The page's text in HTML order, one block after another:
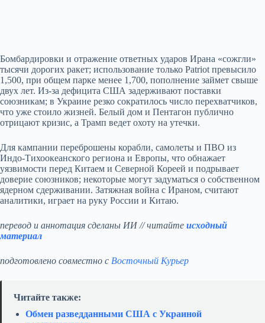
Бомбардировки и отражение ответных ударов Ирана «сожгли»
тысячи дорогих ракет; использование только Patriot превысило
1,500, при общем парке менее 1,700, пополнение займет свыше
двух лет. Из‑за дефицита США задерживают поставки
союзникам; в Украине резко сократилось число перехватчиков,
что уже стоило жизней. Белый дом и Пентагон публично
отрицают кризис, а Трамп ведет охоту на утечки.
Для кампании переброшены корабли, самолеты и ПВО из
Индо‑Тихоокеанского региона и Европы, что обнажает
уязвимости перед Китаем и Северной Кореей и подрывает
доверие союзников; некоторые могут задуматься о собственном
ядерном сдерживании. Затяжная война с Ираном, считают
аналитики, играет на руку России и Китаю.
перевод и аннотация сделаны ИИ // читайте исходный
материал
подготовлено совместно с Восточный Курьер
Читайте также:
Обмен разведданными США с Украиной